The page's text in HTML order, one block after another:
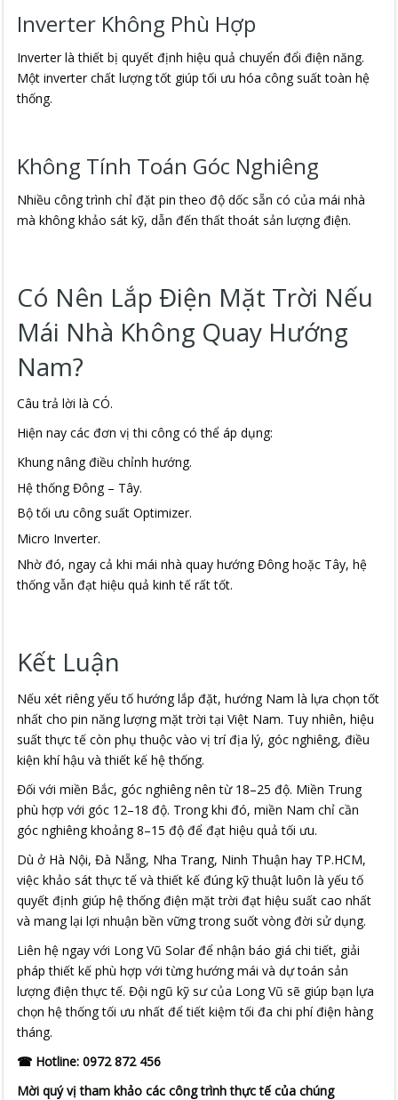
Inverter Không Phù Hợp
Inverter là thiết bị quyết định hiệu quả chuyển đổi điện năng.
Một inverter chất lượng tốt giúp tối ưu hóa công suất toàn hệ
thống.
Không Tính Toán Góc Nghiêng
Nhiều công trình chỉ đặt pin theo độ dốc sẵn có của mái nhà
mà không khảo sát kỹ, dẫn đến thất thoát sản lượng điện.
Có Nên Lắp Điện Mặt Trời Nếu
Mái Nhà Không Quay Hướng
Nam?
Câu trả lời là CÓ.
Hiện nay các đơn vị thi công có thể áp dụng:
Khung nâng điều chỉnh hướng.
Hệ thống Đông – Tây.
Bộ tối ưu công suất Optimizer.
Micro Inverter.
Nhờ đó, ngay cả khi mái nhà quay hướng Đông hoặc Tây, hệ
thống vẫn đạt hiệu quả kinh tế rất tốt.
Kết Luận
Nếu xét riêng yếu tố hướng lắp đặt, hướng Nam là lựa chọn tốt
nhất cho pin năng lượng mặt trời tại Việt Nam. Tuy nhiên, hiệu
suất thực tế còn phụ thuộc vào vị trí địa lý, góc nghiêng, điều
kiện khí hậu và thiết kế hệ thống.
Đối với miền Bắc, góc nghiêng nên từ 18–25 độ. Miền Trung
phù hợp với góc 12–18 độ. Trong khi đó, miền Nam chỉ cần
góc nghiêng khoảng 8–15 độ để đạt hiệu quả tối ưu.
Dù ở Hà Nội, Đà Nẵng, Nha Trang, Ninh Thuận hay TP.HCM,
việc khảo sát thực tế và thiết kế đúng kỹ thuật luôn là yếu tố
quyết định giúp hệ thống điện mặt trời đạt hiệu suất cao nhất
và mang lại lợi nhuận bền vững trong suốt vòng đời sử dụng.
Liên hệ ngay với Long Vũ Solar để nhận báo giá chi tiết, giải
pháp thiết kế phù hợp với từng hướng mái và dự toán sản
lượng điện thực tế. Đội ngũ kỹ sư của Long Vũ sẽ giúp bạn lựa
chọn hệ thống tối ưu nhất để tiết kiệm tối đa chi phí điện hàng
tháng.
☎ Hotline: 0972 872 456
Mời quý vị tham khảo các công trình thực tế của chúng